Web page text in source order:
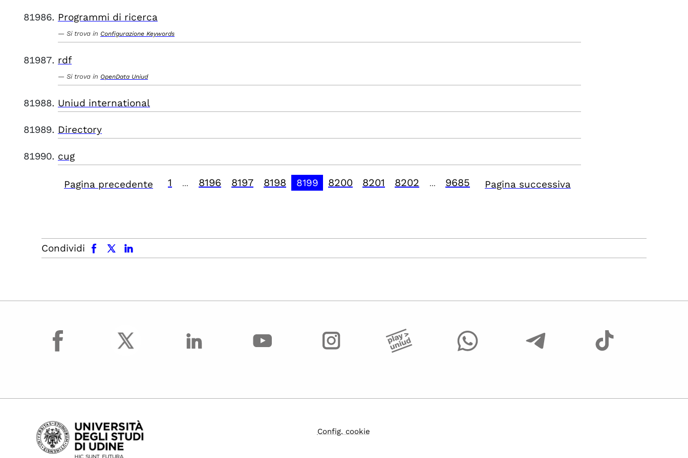
Programmi di ricerca
Si trova in Configurazione Keywords
rdf
Si trova in OpenData Uniud
Uniud international
Directory
cug
Pagina precedente 1 8196 8197 8198 8199 8200 8201 8202 9685 Pagina successiva
Condividi
facebook x.com linkedin
facebook
Config. cookie